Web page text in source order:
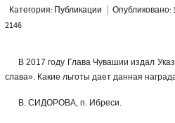
Категория: Публикации Опубликовано:
2146
В 2017 году Глава Чувашии издал
слава». Какие льготы дает данная
В. СИДОРОВА, п. Ибреси.